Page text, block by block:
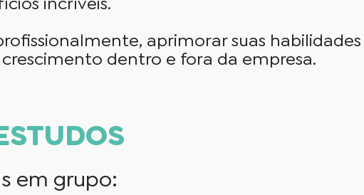
aprimorar suas habilidades
dentro e fora da empresa.
em grupo: